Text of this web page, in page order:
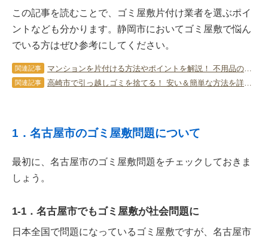
この記事を読むことで、ゴミ屋敷片付け業者を選ぶポイ
ントなども分かります。静岡市においてゴミ屋敷で悩ん
でいる方はぜひ参考にしてください。
関連記事
関連記事
1．名古屋市のゴミ屋敷問題について
最初に、名古屋市のゴミ屋敷問題をチェックしておきま
しょう。
1-1．名古屋市でもゴミ屋敷が社会問題に
日本全国で問題になっているゴミ屋敷ですが、名古屋市